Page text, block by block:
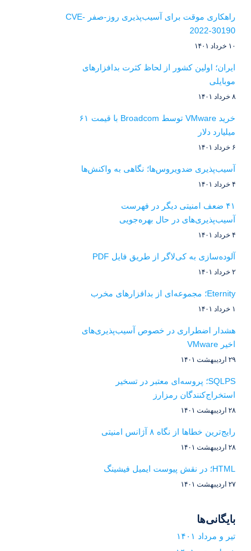
راهکاری موقت برای آسیب‌پذیری روز-صفر CVE-
2022-30190
۱۰ خرداد ۱۴۰۱
ایران؛ اولین کشور از لحاظ کثرت بدافزارهای
موبایلی
۸ خرداد ۱۴۰۱
خرید VMware توسط Broadcom با قیمت ۶۱
میلیارد دلار
۶ خرداد ۱۴۰۱
آسیب‌پذیری ضدویروس‌ها؛ نگاهی به واکنش‌ها
۴ خرداد ۱۴۰۱
۴۱ ضعف امنیتی دیگر در فهرست
آسیب‌پذیری‌های در حال بهره‌جویی
۴ خرداد ۱۴۰۱
آلوده‌سازی به کی‌لاگر از طریق فایل PDF
۲ خرداد ۱۴۰۱
Eternity؛ مجموعه‌ای از بدافزارهای مخرب
۱ خرداد ۱۴۰۱
هشدار اضطراری در خصوص آسیب‌پذیری‌های
اخیر VMware
۲۹ اردیبهشت ۱۴۰۱
SQLPS؛ پروسه‌ای معتبر در تسخیر
استخراج‌کنندگان رمزارز
۲۸ اردیبهشت ۱۴۰۱
رایج‌ترین خطاها از نگاه ۸ آژانس امنیتی
۲۸ اردیبهشت ۱۴۰۱
HTML؛ در نقش پیوست ایمیل فیشینگ
۲۷ اردیبهشت ۱۴۰۱
بایگانی‌ها
تیر و مرداد ۱۴۰۱